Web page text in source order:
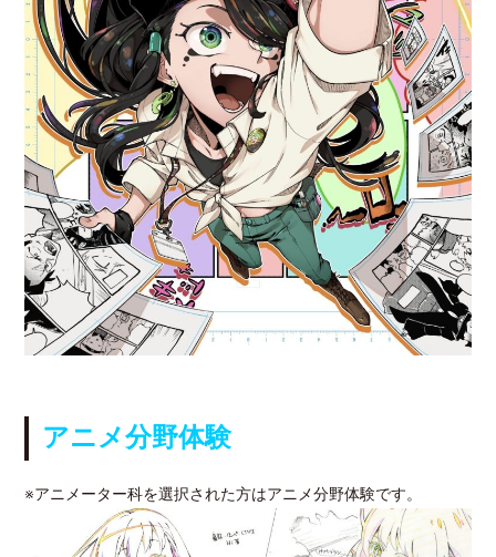
アニメ分野体験
※アニメーター科を選択された方はアニメ分野体験です。